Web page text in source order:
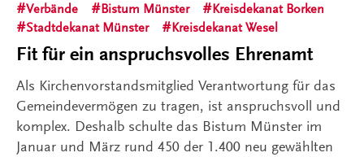
Verbände
Bistum Münster
Kreisdekanat Borken
Stadtdekanat Münster
Kreisdekanat Wesel
Fit für ein anspruchsvolles Ehrenamt
Als Kirchenvorstandsmitglied Verantwortung für das
Gemeindevermögen zu tragen, ist anspruchsvoll und
komplex. Deshalb schulte das Bistum Münster im
Januar und März rund 450 der 1.400 neu gewählten